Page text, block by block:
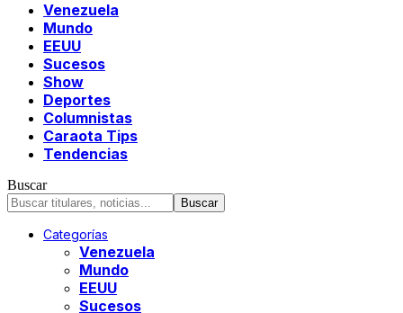
Venezuela
Mundo
EEUU
Sucesos
Show
Deportes
Columnistas
Caraota Tips
Tendencias
Buscar
Categorías
Venezuela
Mundo
EEUU
Sucesos